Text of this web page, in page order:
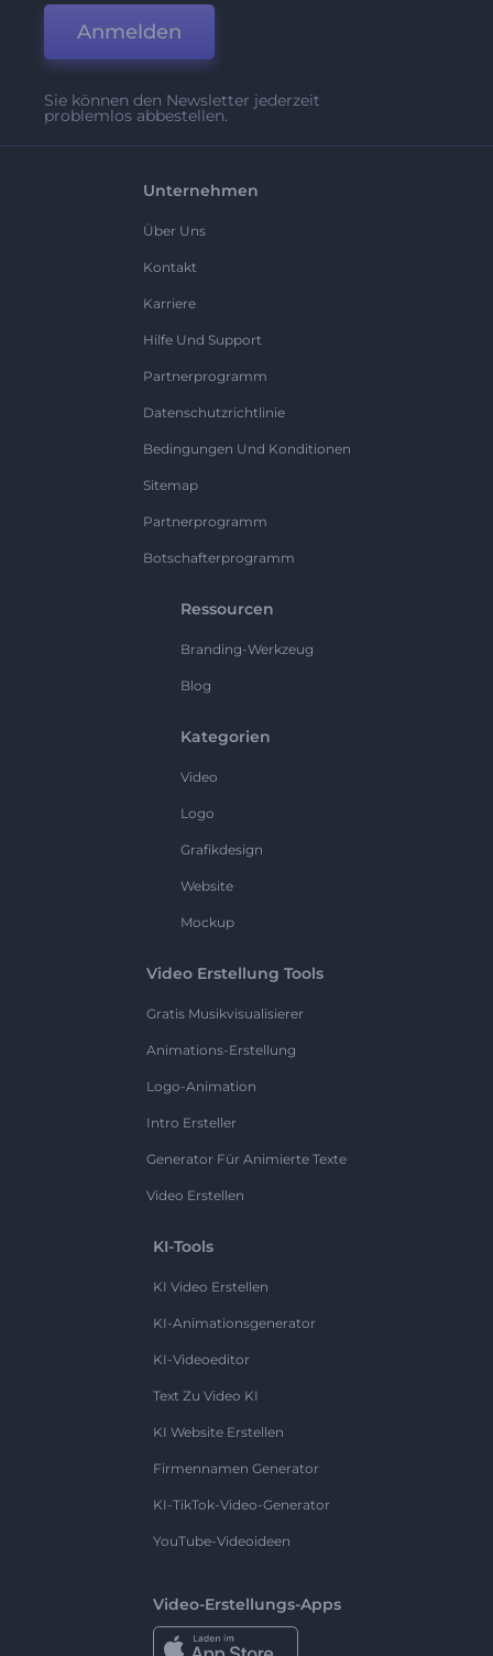
Anmelden
Sie können den Newsletter jederzeit
problemlos abbestellen.
Unternehmen
Über Uns
Kontakt
Karriere
Hilfe Und Support
Partnerprogramm
Datenschutzrichtlinie
Bedingungen Und Konditionen
Sitemap
Partnerprogramm
Botschafterprogramm
Ressourcen
Branding-Werkzeug
Blog
Kategorien
Video
Logo
Grafikdesign
Website
Mockup
Video Erstellung Tools
Gratis Musikvisualisierer
Animations-Erstellung
Logo-Animation
Intro Ersteller
Generator Für Animierte Texte
Video Erstellen
KI-Tools
KI Video Erstellen
KI-Animationsgenerator
KI-Videoeditor
Text Zu Video KI
KI Website Erstellen
Firmennamen Generator
KI-TikTok-Video-Generator
YouTube-Videoideen
Video-Erstellungs-Apps